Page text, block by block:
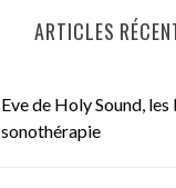
ARTICLES
Eve de Holy Sound,
sonothérapie